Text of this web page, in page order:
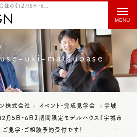
熊本で平屋ならC.デザイン株式会社の【12月5日・6日】期間限定モデルハウス『宇城市松橋町･平屋モデルハウス』 ご見学・ご相談予約受付です！をご紹介
uki-matsubase
株式会社 イベント・完成見学会
宇城
12月5日・6日】期間限定モデルハウス『宇城市
見学・ご相談予約受付です！
t
o
g
g
l
e